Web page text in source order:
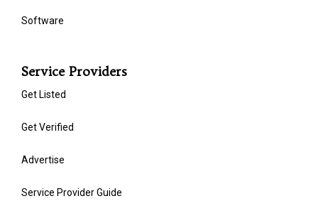
Software
Service Providers
Get Listed
Get Verified
Advertise
Service Provider Guide